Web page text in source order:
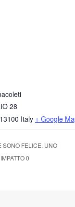
28
13100 Italy + Google
SONO FELICE. UNO
0